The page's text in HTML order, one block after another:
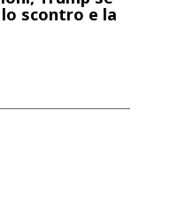
scontro e la